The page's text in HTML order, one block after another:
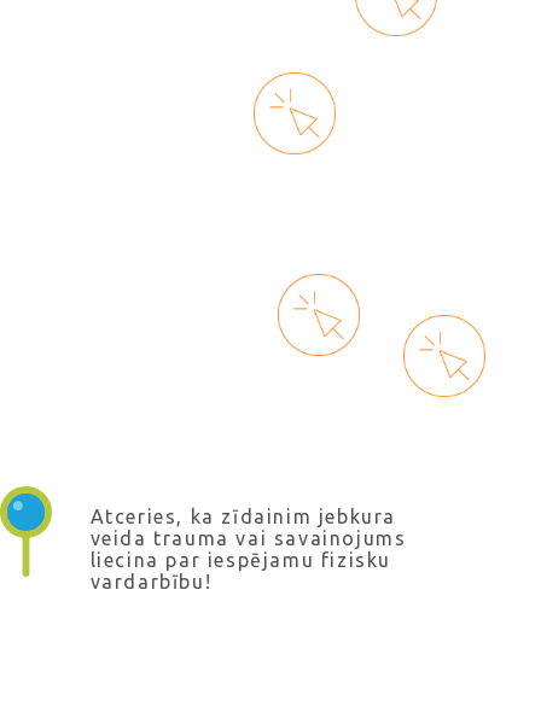
Atceries, ka zīdainim jebkura
veida trauma vai savainojums
liecina par iespējamu fizisku
vardarbību!